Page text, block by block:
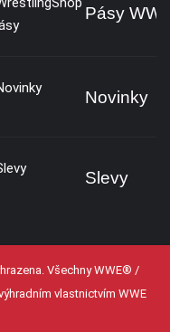
Pásy
Novinky
Slevy
Všechny WWE® /
vlastnictvím WWE